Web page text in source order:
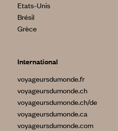
Etats-Unis
Brésil
Grèce
International
voyageursdumonde.fr
voyageursdumonde.ch
voyageursdumonde.ch/de
voyageursdumonde.ca
voyageursdumonde.com